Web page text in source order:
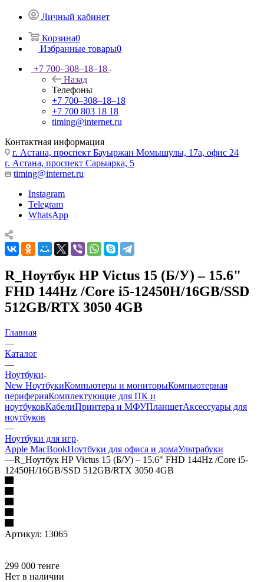
Личный кабинет
Корзина0
Избранные товары0
+7 700‒308‒18‒18
Назад
Телефоны
+7 700‒308‒18‒18
+7 700 803 18 18
timing@internet.ru
Контактная информация
г. Астана, проспект Бауыржан Момышулы, 17а, офис 24
г. Астана, проспект Сарыарка, 5
timing@internet.ru
Instagram
Telegram
WhatsApp
R_Ноутбук HP Victus 15 (Б/У) – 15.6"
FHD 144Hz /Core i5-12450H/16GB/SSD
512GB/RTX 3050 4GB
Главная
—
Каталог
—
Ноутбуки
New НоутбукиКомпьютеры и мониторыКомпьютерная
периферияКомплектующие для ПК и
ноутбуковКабелиПринтера и МФУПланшетАксессуары для
ноутбуков
—
Ноутбуки для игр
Apple MacBookНоутбуки для офиса и домаУльтрабуки
—R_Ноутбук HP Victus 15 (Б/У) – 15.6" FHD 144Hz /Core i5-
12450H/16GB/SSD 512GB/RTX 3050 4GB
Артикул: 13065
299 000 тенге
Нет в наличии